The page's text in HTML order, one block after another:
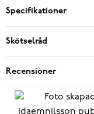
Specifikationer
Skötselråd
Recensioner